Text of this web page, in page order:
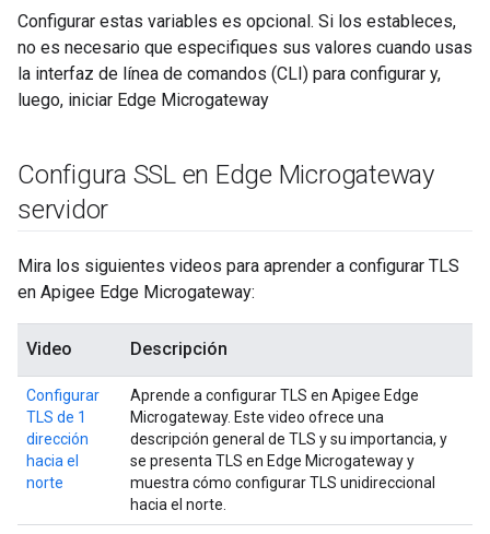
Configurar estas variables es opcional. Si los estableces,
no es necesario que especifiques sus valores cuando usas
la interfaz de línea de comandos (CLI) para configurar y,
luego, iniciar Edge Microgateway
Configura SSL en Edge Microgateway
servidor
Mira los siguientes videos para aprender a configurar TLS
en Apigee Edge Microgateway:
Video Descripción
Configurar
TLS de 1
dirección
hacia el
norte
Aprende a configurar TLS en Apigee Edge
Microgateway. Este video ofrece una
descripción general de TLS y su importancia, y
se presenta TLS en Edge Microgateway y
muestra cómo configurar TLS unidireccional
hacia el norte.